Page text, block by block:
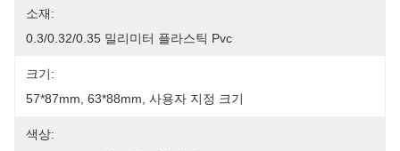
소재:
0.3/0.32/0.35 밀리미터 플라스틱 Pvc
크기:
57*87mm, 63*88mm, 사용자 지정 크기
색상: